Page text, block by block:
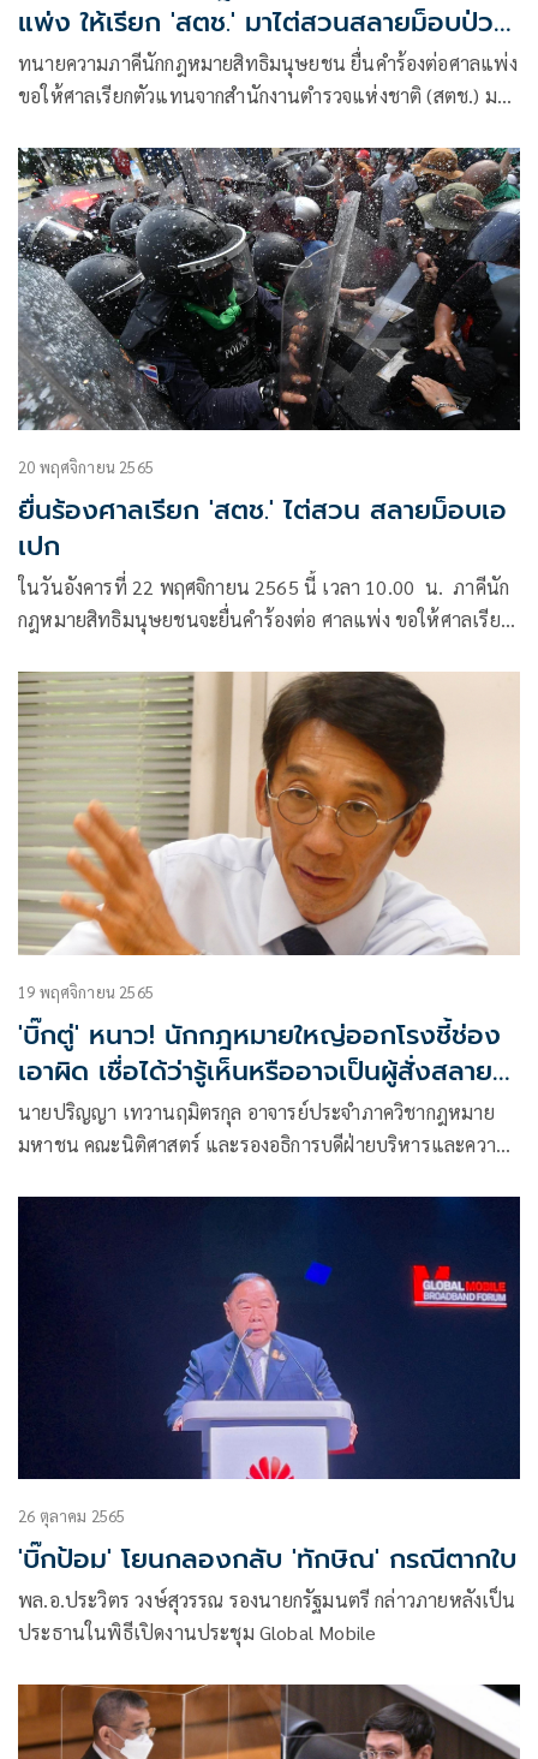
แพ่ง ให้เรียก 'สตช.' มาไต่สวนสลายม็อบป่วน
เอเปก
ทนายความภาคีนักกฎหมายสิทธิมนุษยชน ยื่นคำร้องต่อศาลแพ่ง
ขอให้ศาลเรียกตัวแทนจากสำนักงานตำรวจแห่งชาติ (สตช.) มา
20 พฤศจิกายน 2565
ยื่นร้องศาลเรียก 'สตช.' ไต่สวน สลายม็อบเอ
เปก
ในวันอังคารที่ 22 พฤศจิกายน 2565 นี้ เวลา 10.00 น. ภาคีนัก
กฎหมายสิทธิมนุษยชนจะยื่นคำร้องต่อ ศาลแพ่ง ขอให้ศาลเรียก
19 พฤศจิกายน 2565
'บิ๊กตู่' หนาว! นักกฎหมายใหญ่ออกโรงชี้ช่อง
เอาผิด เชื่อได้ว่ารู้เห็นหรืออาจเป็นผู้สั่งสลาย
ม็อบเอเปก
นายปริญญา เทวานฤมิตรกุล อาจารย์ประจำภาควิชากฎหมาย
มหาชน คณะนิติศาสตร์ และรองอธิการบดีฝ่ายบริหารและความ
26 ตุลาคม 2565
'บิ๊กป้อม' โยนกลองกลับ 'ทักษิณ' กรณีตากใบ
พล.อ.ประวิตร วงษ์สุวรรณ รองนายกรัฐมนตรี กล่าวภายหลังเป็น
ประธานในพิธีเปิดงานประชุม Global Mobile